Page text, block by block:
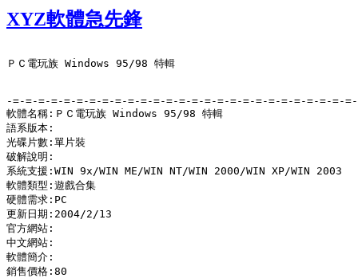
XYZ軟體急先鋒
ＰＣ電玩族 Windows 95/98 特輯
-=-=-=-=-=-=-=-=-=-=-=-=-=-=-=-=-=-=-=-=-=-=-=-=-=-=-
軟體名稱:ＰＣ電玩族 Windows 95/98 特輯
語系版本:
光碟片數:單片裝
破解說明:
系統支援:WIN 9x/WIN ME/WIN NT/WIN 2000/WIN XP/WIN 2003
軟體類型:遊戲合集
硬體需求:PC
更新日期:2004/2/13
官方網站:
中文網站:
軟體簡介:
銷售價格:80